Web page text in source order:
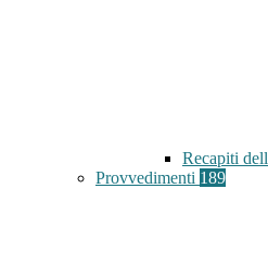
Recapiti
Provvedimenti 189